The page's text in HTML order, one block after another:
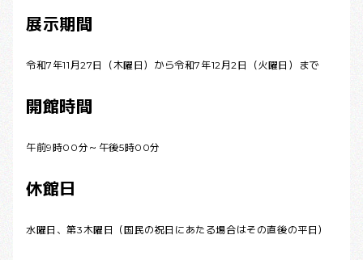
展示期間
令和7年11月27日（木曜日）から令和7年12月2日（火曜日）まで
開館時間
午前9時00分～午後5時00分
休館日
水曜日、第3木曜日（国民の祝日にあたる場合はその直後の平日）